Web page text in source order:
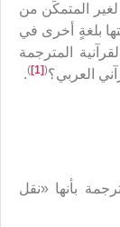
المتمكِّن من
بلغةٍ أخرى في
المترجمة
العربي؟(
[1]
)
.
بأنها «نقل